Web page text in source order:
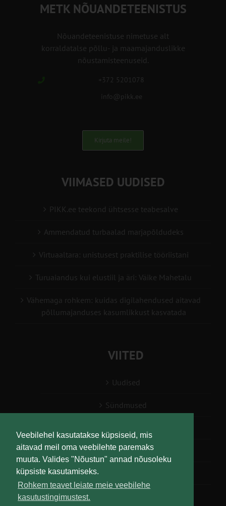
Veebilehel kasutatakse küpsiseid, mis
aitavad meil oma veebilehte paremaks
muuta. Valides "Nõustun" annad nõusoleku
küpsiste kasutamiseks.
Rohkem teavet leiate meie veebilehe
kasutustingimustest.
METK NÕUANDETEENISTUS
Nõuandeteenistuse nimetuse alt
korraldatalse põllu- ja maamajanduslikke
nõustamisteenuseid.
+372 5201078
info@pikk.ee
Kirjuta meile!
VIIMASED UUDISED
PIKK.ee teekond ühtsesse teabesalve
Ammendatud turbaalad marjapõldudeks
Virtuaaltara: unistusest praktilise tööriistani
Turuaiandus kui elustiil ja äri: Väike Mahetalu
Vähemaga rohkem: kuidas digilahendused aitavad
põllumajanduses kasumlikkust kasvatada
VIITED
Uudised
Sündmused
Teabesalv
Liitu uudiskirjaga